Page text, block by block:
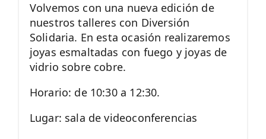
Volvemos con una nueva edición de
nuestros talleres con Diversión
Solidaria. En esta ocasión realizaremos
joyas esmaltadas con fuego y joyas de
vidrio sobre cobre.
Horario: de 10:30 a 12:30.
Lugar: sala de videoconferencias